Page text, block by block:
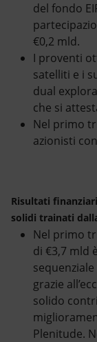
del fondo
€0,2 mld.
I proventi
satelliti e i
dual
che si
Nel primo
azionisti
Risultati
solidi trainati
Nel primo
di €3,7 mld
grazie
solido
Plenitude.